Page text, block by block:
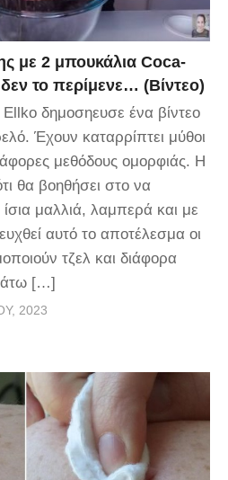
με 2 μπουκάλια Coca-
το περίμενε… (Βίντεο)
δημοσηευσε ένα βίντεο
Έχουν καταρρίπτει μύθοι
μεθόδους ομορφιάς. Η
θα βοηθήσει στο να
μαλλιά, λαμπερά και με
αυτό το αποτέλεσμα οι
τζελ και διάφορα
[…]
2023